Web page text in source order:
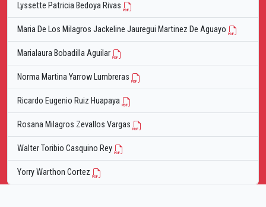
Lyssette Patricia Bedoya Rivas
Maria De Los Milagros Jackeline Jauregui Martinez De Aguayo
Marialaura Bobadilla Aguilar
Norma Martina Yarrow Lumbreras
Ricardo Eugenio Ruiz Huapaya
Rosana Milagros Zevallos Vargas
Walter Toribio Casquino Rey
Yorry Warthon Cortez